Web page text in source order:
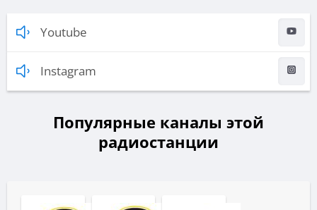
Youtube
Instagram
Популярные каналы этой
радиостанции